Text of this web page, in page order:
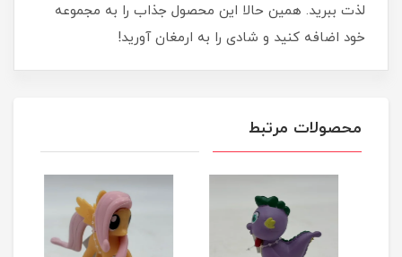
لذت ببرید. همین حالا این محصول جذاب را به مجموعه
خود اضافه کنید و شادی را به ارمغان آورید!
محصولات مرتبط